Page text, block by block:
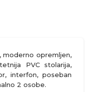
moderno opremljen,
PVC stolarija,
interfon, poseban
2 osobe.